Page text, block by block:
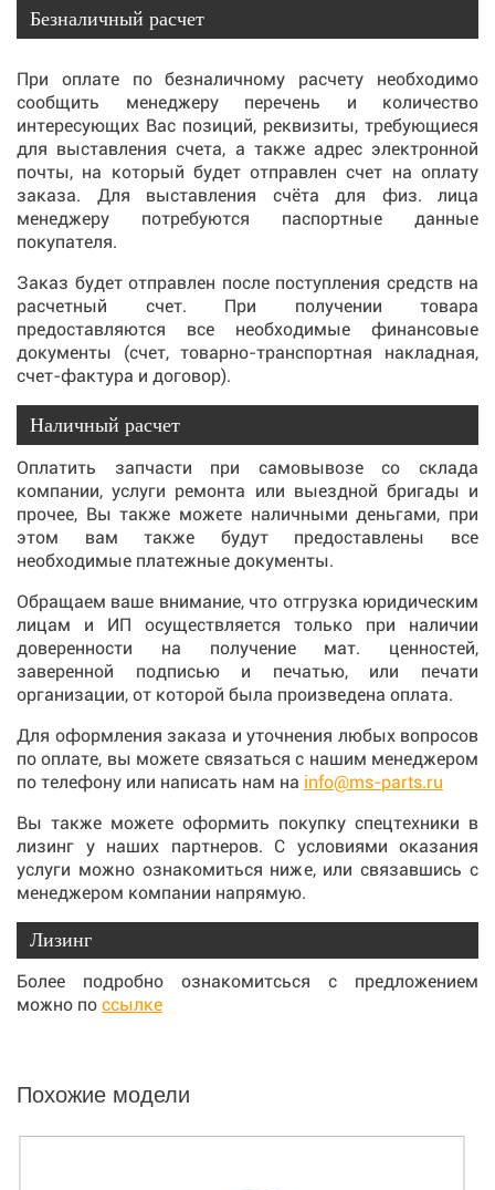
Безналичный расчет
При оплате по безналичному расчету необходимо
сообщить менеджеру перечень и количество
интересующих Вас позиций, реквизиты, требующиеся
для выставления счета, а также адрес электронной
почты, на который будет отправлен счет на оплату
заказа. Для выставления счёта для физ. лица
менеджеру потребуются паспортные данные
покупателя.
Заказ будет отправлен после поступления средств на
расчетный счет. При получении товара
предоставляются все необходимые финансовые
документы (счет, товарно-транспортная накладная,
счет-фактура и договор).
Наличный расчет
Оплатить запчасти при самовывозе со склада
компании, услуги ремонта или выездной бригады и
прочее, Вы также можете наличными деньгами, при
этом вам также будут предоставлены все
необходимые платежные документы.
Обращаем ваше внимание, что отгрузка юридическим
лицам и ИП осуществляется только при наличии
доверенности на получение мат. ценностей,
заверенной подписью и печатью, или печати
организации, от которой была произведена оплата.
Для оформления заказа и уточнения любых вопросов
по оплате, вы можете связаться с нашим менеджером
по телефону или написать нам на info@ms-parts.ru
Вы также можете оформить покупку спецтехники в
лизинг у наших партнеров. С условиями оказания
услуги можно ознакомиться ниже, или связавшись с
менеджером компании напрямую.
Лизинг
Более подробно ознакомитсься с предложением
можно по ссылке
Похожие модели